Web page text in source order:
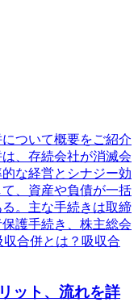
ついて概要をご紹介
、存続会社が消滅会
な経営とシナジー効
、資産や負債が一括
。主な手続きは取締
護手続き、株主総会
合併とは？吸収合
ット、流れを詳